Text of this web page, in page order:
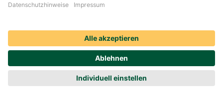
kompetente, selbstständige Rechtsanwältinnen und Rechtsanwälte,
Rechtsschutz an:0221 757-1996.
Produktservices Krankenversicherung: Welche
Vorteile bietet mir die Krankenversicherungs-App der
DEVK?